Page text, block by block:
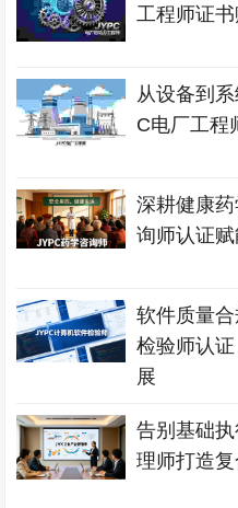
工程师证
从设备到
C电厂工程
深耕健康
询师认证
软件质量
检验师认
展
告别基础
理师打造